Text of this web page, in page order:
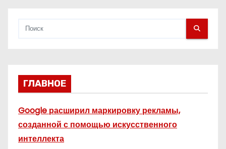
ГЛАВНОЕ
Google расширил маркировку рекламы,
созданной с помощью искусственного
интеллекта